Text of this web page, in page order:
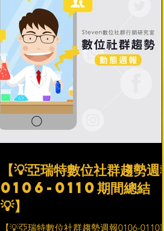
【💡亞瑞特數位社群趨勢週報
0106-0110期間總結
💡】
【💡亞瑞特數位社群趨勢週報0106-0110期